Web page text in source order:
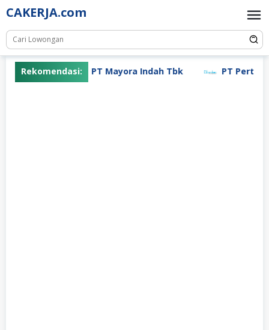
Skip
to
content
CAKERJA.com
Rekomendasi:PT Mayora Indah Tbk PT Pertiwi